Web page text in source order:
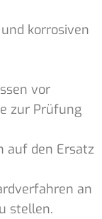
korrosiven
vor
zur Prüfung
auf den Ersatz
an
stellen.